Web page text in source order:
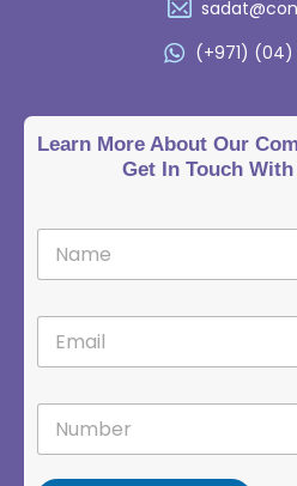
(+971)
Learn More About Our
Get In Touch